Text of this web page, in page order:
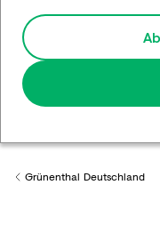
Forschung und
Partnerschaften
Back to
Grünenthal Deutschland